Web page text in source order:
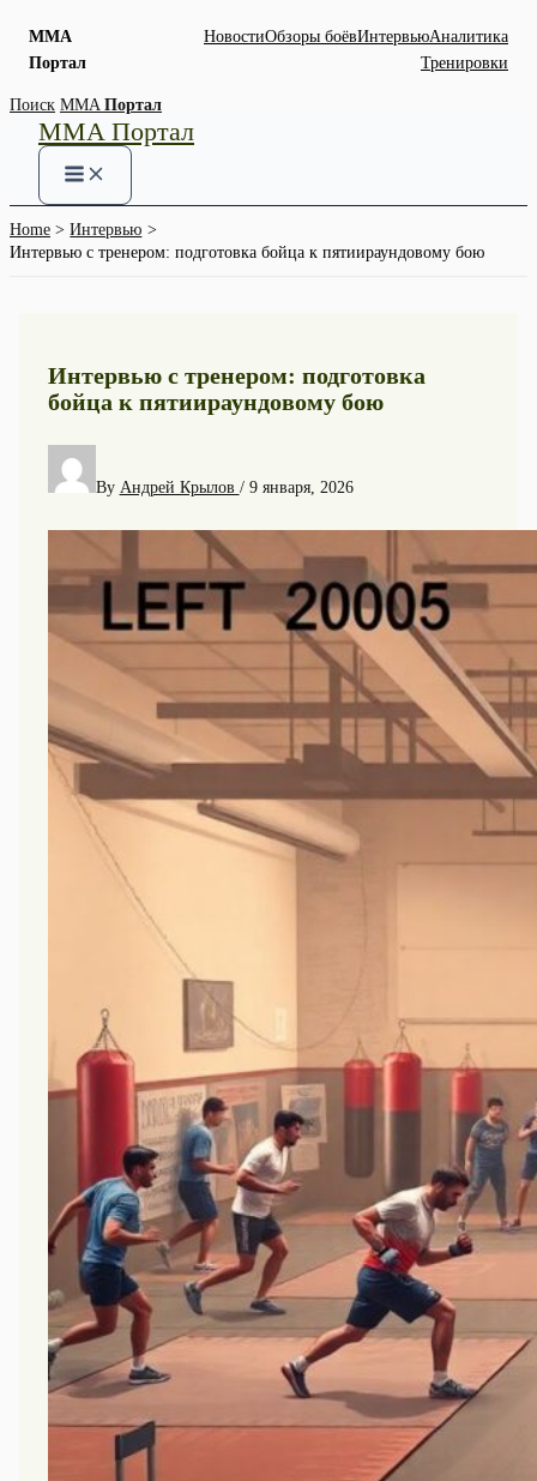
MMA
Портал
НовостиОбзоры боёвИнтервьюАналитика
Тренировки
Skip
content
Поиск MMA Портал
MMA Портал
Home
Интервью
Интервью с тренером: подготовка бойца к пятиираундовому бою
Интервью с тренером: подготовка
бойца к пятиираундовому бою
By Андрей Крылов / 9 января, 2026